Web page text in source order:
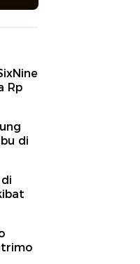
Rp
di